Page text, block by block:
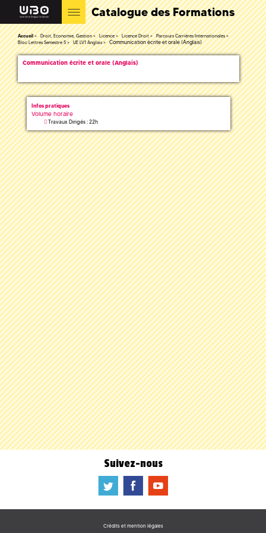
Catalogue des Formations
Accueil Droit, Economie, Gestion Licence Licence Droit
Parcours Carrières Internationales
Bloc Lettres Semestre 5
UE LV1 Anglais Communication écrite et orale (Anglais)
Communication écrite et orale (Anglais)
Infos pratiques
Volume horaire
Travaux Dirigés : 22h
Suivez-nous
a b f
Crédits et mention légales